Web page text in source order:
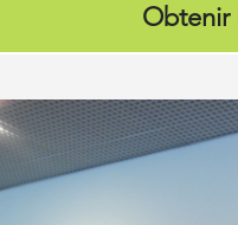
Obtenir